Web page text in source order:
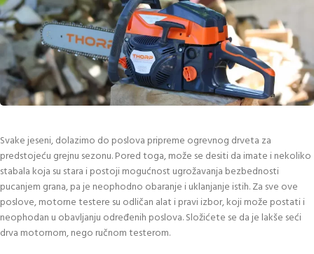
Svake jeseni, dolazimo do poslova pripreme ogrevnog drveta za
predstojeću grejnu sezonu. Pored toga, može se desiti da imate i nekoliko
stabala koja su stara i postoji mogućnost ugrožavanja bezbednosti
pucanjem grana, pa je neophodno obaranje i uklanjanje istih. Za sve ove
poslove, motorne testere su odličan alat i pravi izbor, koji može postati i
neophodan u obavljanju određenih poslova. Složićete se da je lakše seći
drva motornom, nego ručnom testerom.